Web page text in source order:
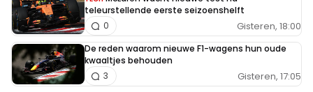
teleurstellende eerste seizoenshelft
Gisteren, 18:00
0
De reden waarom nieuwe F1-wagens hun oude
kwaaltjes behouden
Gisteren, 17:05
3